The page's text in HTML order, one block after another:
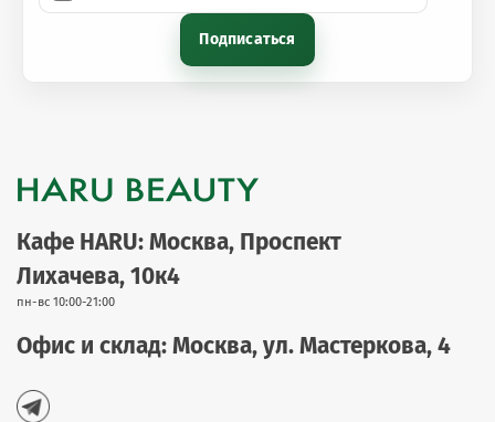
Подписаться
Кафе HARU: Москва, Проспект
Лихачева, 10к4
пн-вс 10:00-21:00
Офис и склад: Москва, ул. Мастеркова, 4